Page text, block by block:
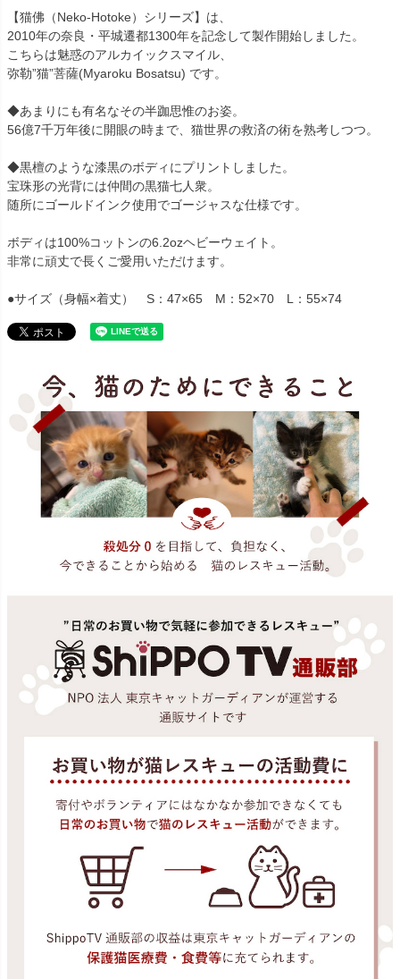
【猫佛（Neko-Hotoke）シリーズ】は、
2010年の奈良・平城遷都1300年を記念して製作開始しました。
こちらは魅惑のアルカイックスマイル、
弥勒”猫”菩薩(Myaroku Bosatsu) です。
◆あまりにも有名なその半跏思惟のお姿。
56億7千万年後に開眼の時まで、猫世界の救済の術を熟考しつつ。
◆黒檀のような漆黒のボディにプリントしました。
宝珠形の光背には仲間の黒猫七人衆。
随所にゴールドインク使用でゴージャスな仕様です。
ボディは100%コットンの6.2ozヘビーウェイト。
非常に頑丈で長くご愛用いただけます。
●サイズ（身幅×着丈） S：47×65 M：52×70 L：55×74